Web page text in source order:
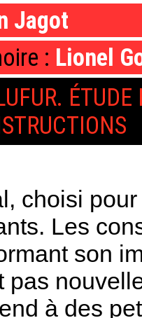
Jagot
: Lionel
ÉTUDE
choisi
Les
son
pas
à des